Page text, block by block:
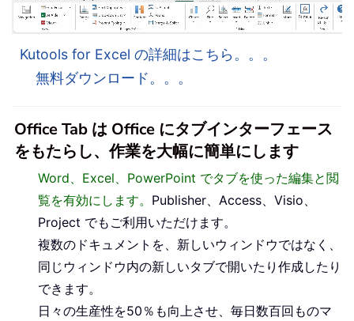
Kutools for Excel の詳細はこちら。。。
無料ダウンロード。。。
Office Tab は Office にタブインターフェース
をもたらし、作業を大幅に簡単にします
Word、Excel、PowerPoint でタブを使った編集と閲
覧を有効にします。 Publisher、Access、Visio、
Project でもご利用いただけます。
複数のドキュメントを、新しいウィンドウではなく、
同じウィンドウ内の新しいタブで開いたり作成したり
できます。
日々の生産性を50％も向上させ、毎日数百回ものマ